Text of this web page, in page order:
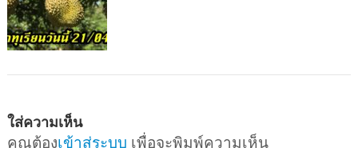
ใส่ความเห็น
คุณต้องเข้าสู่ระบบ เพื่อจะพิมพ์ความเห็น